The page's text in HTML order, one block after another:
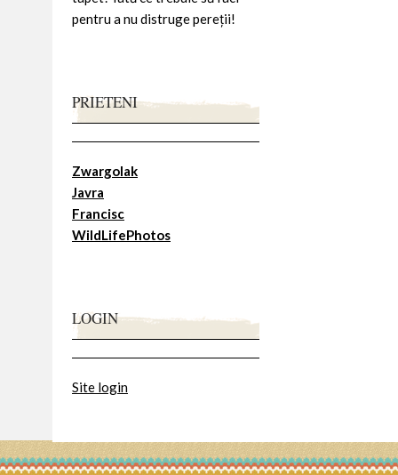
pentru a nu distruge pereții!
PRIETENI
Zwargolak
Javra
Francisc
WildLifePhotos
LOGIN
Site login